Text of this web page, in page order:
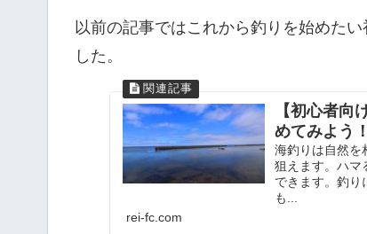
以前の記事ではこれから釣りを始めた
した。
【初心者向
めてみよう
海釣りは自然を
狙えます。ハマ
できます。釣り
も...
rei-fc.com